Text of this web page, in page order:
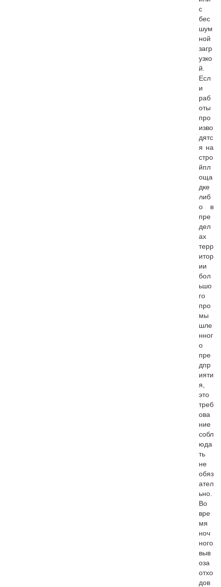
с
бес
шум
ной
загр
узко
й.
Есл
и
раб
оты
про
изво
дятс
я на
стро
йпл
оща
дке
либ
о в
пре
дел
ах
терр
итор
ии
бол
ьшо
го
про
мы
шле
нног
о
пре
дпр
ияти
я,
это
треб
ова
ние
собл
юда
ть
не
обяз
ател
ьно.
Во
вре
мя
ноч
ного
выв
оза
отхо
дов